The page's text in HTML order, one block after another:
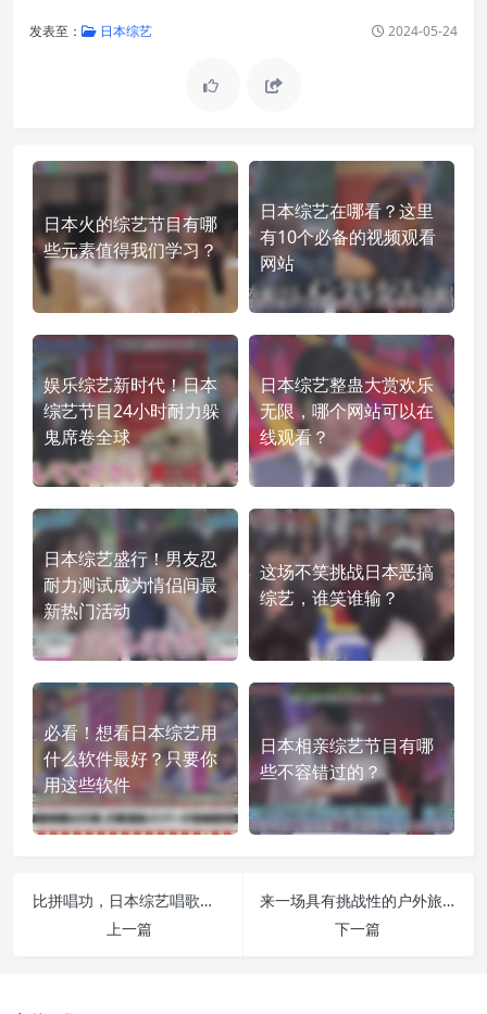
发表至： 日本综艺 2024-05-24
日本火的综艺节目有哪
些元素值得我们学习？
日本综艺在哪看？这里
有10个必备的视频观看
网站
娱乐综艺新时代！日本
综艺节目24小时耐力躲
鬼席卷全球
日本综艺整蛊大赏欢乐
无限，哪个网站可以在
线观看？
日本综艺盛行！男友忍
耐力测试成为情侣间最
新热门活动
这场不笑挑战日本恶搞
综艺，谁笑谁输？
必看！想看日本综艺用
什么软件最好？只要你
用这些软件
日本相亲综艺节目有哪
些不容错过的？
比拼唱功，日本综艺唱歌打分节目大盘点
上一篇
来一场具有挑战性的户外旅行吧，从哪里开始补《铁腕DASH》？
下一篇